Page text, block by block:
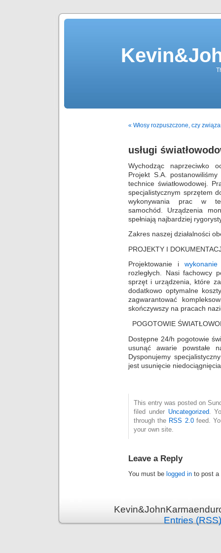
« Włosy rozpuszczone, czy
usługi
Wychodząc naprzeciwko
Projekt S.A.
technice światłowodowej.
specjalistycznym sprzętem
wykonywania prac w
samochód. Urządzenia
spełniają najbardziej
Zakres naszej działalności
PROJEKTY I
Projektowanie iwykonanie
rozległych. Nasi fachowcy
sprzęt i urządzenia, które
dodatkowo optymalne
zagwarantować
skończywszy na pracach
POGOTOWIE
Dostępne 24/h pogotowie
usunąć awarie powstałe
Dysponujemy
jest usunięcie
This entry was posted on
filed under Uncategorized.
through the RSS 2.0feed.
your own site.
Leave a Reply
You must be logged in to post a
Entries (RSS)